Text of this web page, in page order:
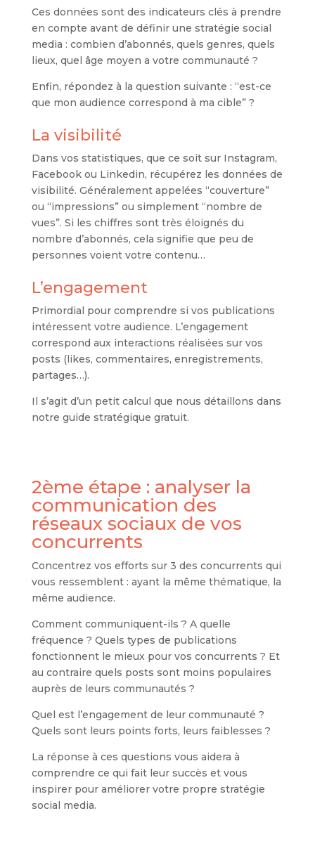
Ces données sont des indicateurs clés à prendre
en compte avant de définir une stratégie social
media : combien d’abonnés, quels genres, quels
lieux, quel âge moyen a votre communauté ?
Enfin, répondez à la question suivante : “est-ce
que mon audience correspond à ma cible” ?
La visibilité
Dans vos statistiques, que ce soit sur Instagram,
Facebook ou Linkedin, récupérez les données de
visibilité. Généralement appelées “couverture”
ou “impressions” ou simplement “nombre de
vues”. Si les chiffres sont très éloignés du
nombre d’abonnés, cela signifie que peu de
personnes voient votre contenu…
L’engagement
Primordial pour comprendre si vos publications
intéressent votre audience. L’engagement
correspond aux interactions réalisées sur vos
posts (likes, commentaires, enregistrements,
partages…).
Il s’agit d’un petit calcul que nous détaillons dans
notre guide stratégique gratuit.
2ème étape : analyser la
communication des
réseaux sociaux de vos
concurrents
Concentrez vos efforts sur 3 des concurrents qui
vous ressemblent : ayant la même thématique, la
même audience.
Comment communiquent-ils ? A quelle
fréquence ? Quels types de publications
fonctionnent le mieux pour vos concurrents ? Et
au contraire quels posts sont moins populaires
auprès de leurs communautés ?
Quel est l’engagement de leur communauté ?
Quels sont leurs points forts, leurs faiblesses ?
La réponse à ces questions vous aidera à
comprendre ce qui fait leur succès et vous
inspirer pour améliorer votre propre stratégie
social media.